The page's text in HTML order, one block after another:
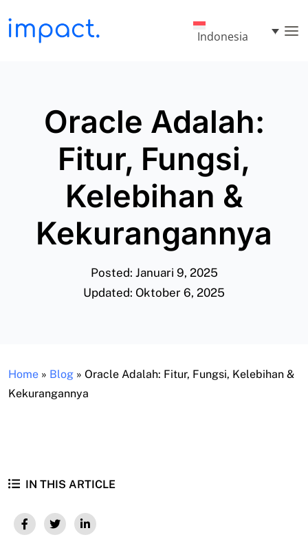
Indonesia
Oracle Adalah:
Fitur, Fungsi,
Kelebihan &
Kekurangannya
Posted: Januari 9, 2025
Updated: Oktober 6, 2025
Home » Blog » Oracle Adalah: Fitur, Fungsi, Kelebihan &
Kekurangannya
IN THIS ARTICLE